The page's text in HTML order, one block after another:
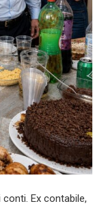
Ex contabile,